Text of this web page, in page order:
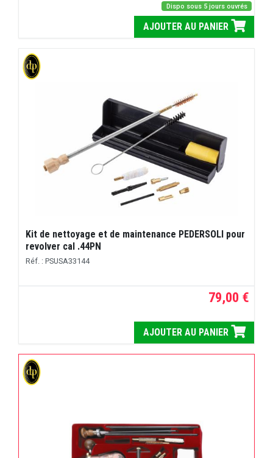
Dispo sous 5 jours ouvrés
AJOUTER AU PANIER
Kit de nettoyage et de maintenance PEDERSOLI pour
revolver cal .44PN
Réf. : PSUSA33144
79,00 €
AJOUTER AU PANIER